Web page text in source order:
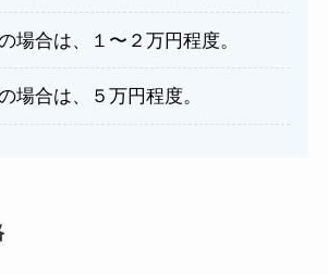
場合は、１〜２万円程度。
場合は、５万円程度。